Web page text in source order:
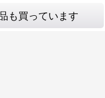
も買っています